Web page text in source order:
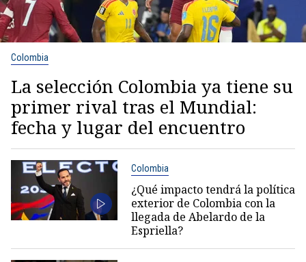
Colombia
La selección Colombia ya tiene su
primer rival tras el Mundial:
fecha y lugar del encuentro
Colombia
¿Qué impacto tendrá la política
exterior de Colombia con la
llegada de Abelardo de la
Espriella?